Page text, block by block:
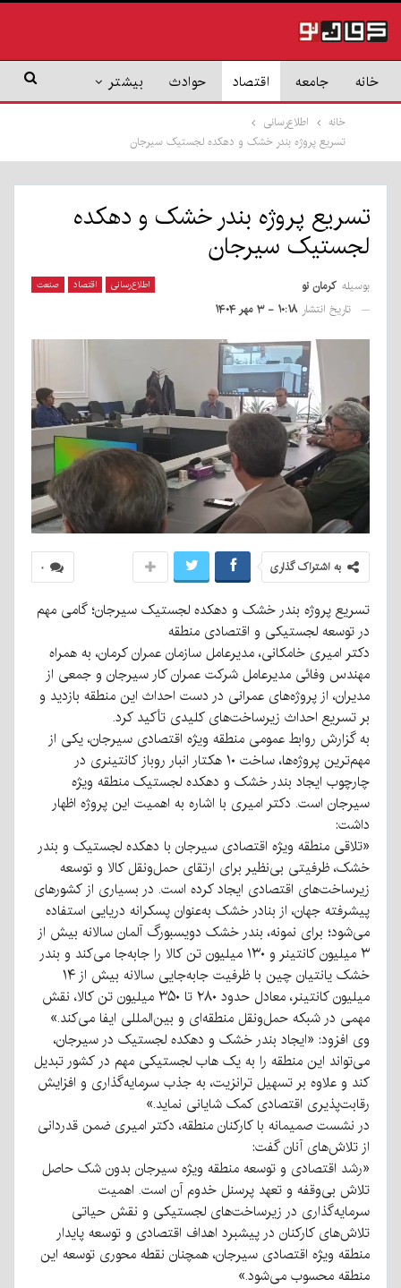
خانه جامعه اقتصاد حوادث بیشتر
خانه
اطلاع‌رسانی
تسریع پروژه بندر خشک و دهکده لجستیک سیرجان
تسریع پروژه بندر خشک و دهکده
لجستیک سیرجان
اطلاع‌رسانی اقتصاد صنعت بوسیله کرمان نو
تاریخ انتشار ۱۰:۱۸ - ۳ مهر ۱۴۰۴
۰ به اشتراک گذاری
تسریع پروژه بندر خشک و دهکده لجستیک سیرجان؛ گامی مهم
در توسعه لجستیکی و اقتصادی منطقه
دکتر امیری خامکانی، مدیرعامل سازمان عمران کرمان، به همراه
مهندس وفائی مدیرعامل شرکت عمران کار سیرجان و جمعی از
مدیران، از پروژه‌های عمرانی در دست احداث این منطقه بازدید و
بر تسریع احداث زیرساخت‌های کلیدی تأکید کرد.
به گزارش روابط عمومی منطقه ویژه اقتصادی سیرجان، یکی از
مهم‌ترین پروژه‌ها، ساخت ۱۰ هکتار انبار روباز کانتینری در
چارچوب ایجاد بندر خشک و دهکده لجستیک منطقه ویژه
سیرجان است. دکتر امیری با اشاره به اهمیت این پروژه اظهار
داشت:
«تلاقی منطقه ویژه اقتصادی سیرجان با دهکده لجستیک و بندر
خشک، ظرفیتی بی‌نظیر برای ارتقای حمل‌ونقل کالا و توسعه
زیرساخت‌های اقتصادی ایجاد کرده است. در بسیاری از کشورهای
پیشرفته جهان، از بنادر خشک به‌عنوان پسکرانه دریایی استفاده
می‌شود؛ برای نمونه، بندر خشک دویسبورگ آلمان سالانه بیش از
۳ میلیون کانتینر و ۱۳۰ میلیون تن کالا را جابه‌جا می‌کند و بندر
خشک یانتیان چین با ظرفیت جابه‌جایی سالانه بیش از ۱۴
میلیون کانتینر، معادل حدود ۲۸۰ تا ۳۵۰ میلیون تن کالا، نقش
مهمی در شبکه حمل‌ونقل منطقه‌ای و بین‌المللی ایفا می‌کند.»
وی افزود: «ایجاد بندر خشک و دهکده لجستیک در سیرجان،
می‌تواند این منطقه را به یک هاب لجستیکی مهم در کشور تبدیل
کند و علاوه بر تسهیل ترانزیت، به جذب سرمایه‌گذاری و افزایش
رقابت‌پذیری اقتصادی کمک شایانی نماید.»
در نشست صمیمانه با کارکنان منطقه، دکتر امیری ضمن قدردانی
از تلاش‌های آنان گفت:
«رشد اقتصادی و توسعه منطقه ویژه سیرجان بدون شک حاصل
تلاش بی‌وقفه و تعهد پرسنل خدوم آن است. اهمیت
سرمایه‌گذاری در زیرساخت‌های لجستیکی و نقش حیاتی
تلاش‌های کارکنان در پیشبرد اهداف اقتصادی و توسعه پایدار
منطقه ویژه اقتصادی سیرجان، همچنان نقطه محوری توسعه این
منطقه محسوب می‌شود.»